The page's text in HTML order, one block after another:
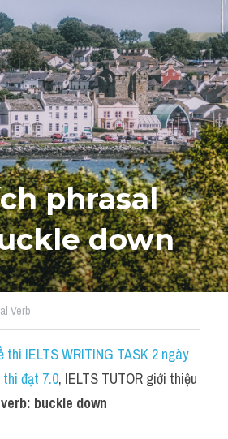
phrasal
down
Verb
thi IELTS WRITING TASK 2 ngày
thi đạt 7.0
buckle down